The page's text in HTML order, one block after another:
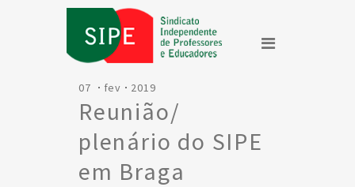
07 fev 2019
Reunião/
plenário do SIPE
em Braga